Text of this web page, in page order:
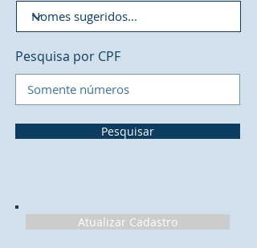
Pesquisa por CPF
Pesquisar
Atualizar Cadastro